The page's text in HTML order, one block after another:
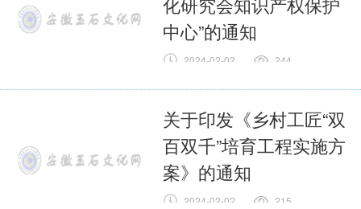
中心”的通知
2024-02-02 244
关于印发《乡村工匠“双
百双千”培育工程实施方
案》的通知
2024-02-02 215